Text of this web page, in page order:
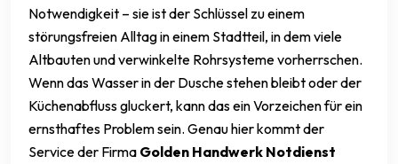
Notwendigkeit – sie ist der Schlüssel zu einem
störungsfreien Alltag in einem Stadtteil, in dem viele
Altbauten und verwinkelte Rohrsysteme vorherrschen.
Wenn das Wasser in der Dusche stehen bleibt oder der
Küchenabfluss gluckert, kann das ein Vorzeichen für ein
ernsthaftes Problem sein. Genau hier kommt der
Service der Firma Golden Handwerk Notdienst